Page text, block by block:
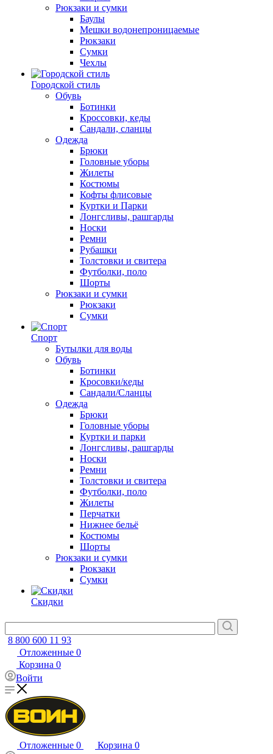
Рюкзаки и сумки
Баулы
Мешки водонепроницаемые
Рюкзаки
Сумки
Чехлы
Городской стиль
Обувь
Ботинки
Кроссовки, кеды
Сандали, сланцы
Одежда
Брюки
Головные уборы
Жилеты
Костюмы
Кофты флисовые
Куртки и Парки
Лонгсливы, рашгарды
Носки
Ремни
Рубашки
Толстовки и свитера
Футболки, поло
Шорты
Рюкзаки и сумки
Рюкзаки
Сумки
Спорт
Бутылки для воды
Обувь
Ботинки
Кросовки/кеды
Сандали/Сланцы
Одежда
Брюки
Головные уборы
Куртки и парки
Лонгсливы, рашгарды
Носки
Ремни
Толстовки и свитера
Футболки, поло
Жилеты
Перчатки
Нижнее бельё
Костюмы
Шорты
Рюкзаки и сумки
Рюкзаки
Сумки
Скидки
8 800 600 11 93
Отложенные 0
Корзина 0
Войти
Отложенные 0 Корзина 0